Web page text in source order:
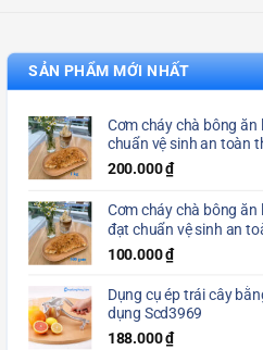
SẢN PHẨM MỚI NHẤT
Cơm cháy chà bông
chuẩn vệ sinh an toàn
200.000₫
Cơm cháy chà bông
đạt chuẩn vệ sinh an
100.000₫
Dụng cụ ép trái cây
dụng Scd3969
188.000₫